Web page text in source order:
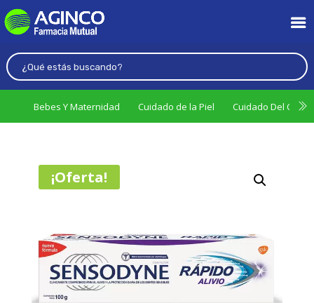
Bebes Y Maternidad Cuidado de la Piel Cuidado Del
¡Oferta!